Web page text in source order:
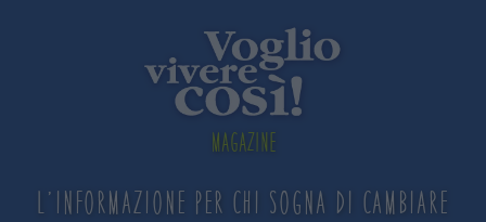
Magazine
L'informazione per chi sogna di cambiare